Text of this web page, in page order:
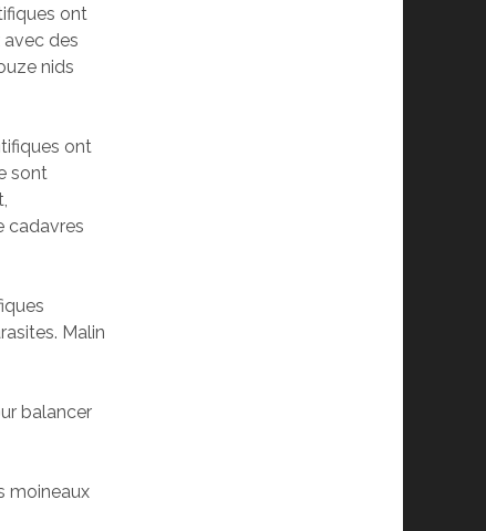
ont
avec des
nids
ont
sont
cadavres
Malin
balancer
moineaux